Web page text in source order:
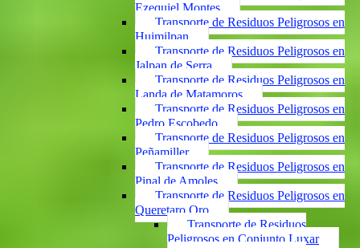
Ezequiel Montes
Transporte de Residuos Peligrosos en
Huimilpan
Transporte de Residuos Peligrosos en
Jalpan de Serra
Transporte de Residuos Peligrosos en
Landa de Matamoros
Transporte de Residuos Peligrosos en
Pedro Escobedo
Transporte de Residuos Peligrosos en
Peñamiller
Transporte de Residuos Peligrosos en
Pinal de Amoles
Transporte de Residuos Peligrosos en
Queretaro Qro
Transporte de Residuos
Peligrosos en Conjunto Luxar